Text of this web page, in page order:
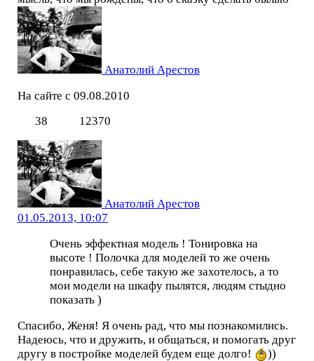
Анатолий Арестов
На сайте с 09.08.2010
38
12370
Анатолий Арестов
01.05.2013, 10:07
Очень эффектная модель ! Тонировка на
высоте ! Полочка для моделей то же очень
понравилась, себе такую же захотелось, а то
мои модели на шкафу пылятся, людям стыдно
показать )
Спасибо, Женя! Я очень рад, что мы познакомились.
Надеюсь, что и дружить, и общаться, и помогать друг
другу в постройке моделей будем еще долго!
))